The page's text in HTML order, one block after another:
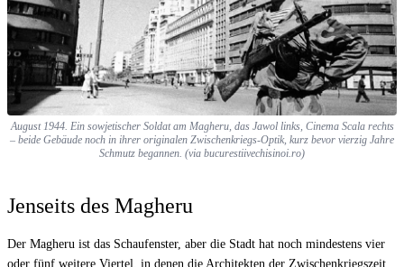
August 1944. Ein sowjetischer Soldat am Magheru, das Jawol links, Cinema Scala rechts
– beide Gebäude noch in ihrer originalen Zwischenkriegs-Optik, kurz bevor vierzig Jahre
Schmutz begannen. (via bucurestiivechisinoi.ro)
Jenseits des Magheru
Der Magheru ist das Schaufenster, aber die Stadt hat noch mindestens vier
oder fünf weitere Viertel, in denen die Architekten der Zwischenkriegszeit